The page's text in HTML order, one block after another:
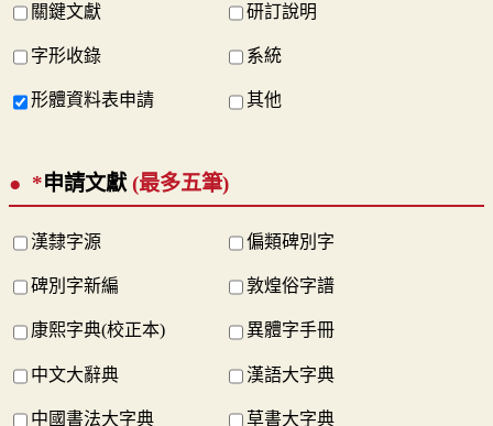
關鍵文獻 研訂說明
字形收錄 系統
形體資料表申請 其他
*申請文獻 (最多五筆)
漢隸字源 偏類碑別字
碑別字新編 敦煌俗字譜
康熙字典(校正本) 異體字手冊
中文大辭典 漢語大字典
中國書法大字典 草書大字典